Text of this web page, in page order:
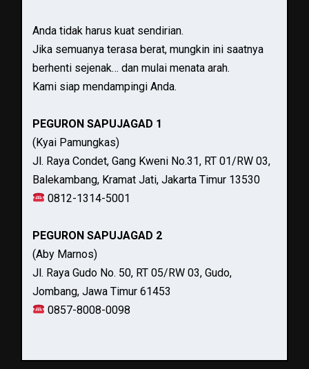
Anda tidak harus kuat sendirian.
Jika semuanya terasa berat, mungkin ini saatnya
berhenti sejenak… dan mulai menata arah.
Kami siap mendampingi Anda.
PEGURON SAPUJAGAD 1
(Kyai Pamungkas)
Jl. Raya Condet, Gang Kweni No.31, RT 01/RW 03,
Balekambang, Kramat Jati, Jakarta Timur 13530
0812-1314-5001
PEGURON SAPUJAGAD 2
(Aby Marnos)
Jl. Raya Gudo No. 50, RT 05/RW 03, Gudo,
Jombang, Jawa Timur 61453
0857-8008-0098